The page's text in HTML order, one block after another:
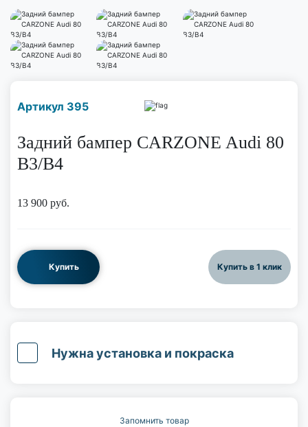
Артикул 395
Задний бампер CARZONE Audi 80
B3/B4
13 900 руб.
Купить Купить в 1 клик
Нужна установка и покраска
Запомнить товар